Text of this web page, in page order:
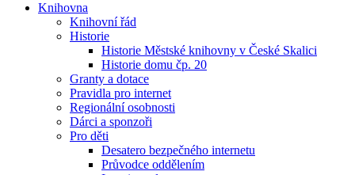
Knihovna
Knihovní řád
Historie
Historie Městské knihovny v České Skalici
Historie domu čp. 20
Granty a dotace
Pravidla pro internet
Regionální osobnosti
Dárci a sponzoři
Pro děti
Desatero bezpečného internetu
Průvodce oddělením